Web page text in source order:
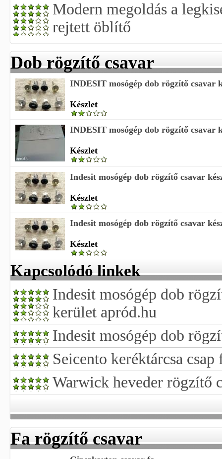
Modern megoldás a
rejtett öblítő
Dob rögzítő csavar
INDESIT mosógép dob rögzítő csavar
Készlet
INDESIT mosógép dob rögzítő csavar
Készlet
Indesit mosógép dob rögzítő csavar
Készlet
Indesit mosógép dob rögzítő csavar
Készlet
Kapcsolódó linkek
Indesit mosógép dob
kerület apród.hu
Indesit mosógép dob
Seicento keréktárcsa
Warwick heveder rögzítő
Fa rögzítő csavar